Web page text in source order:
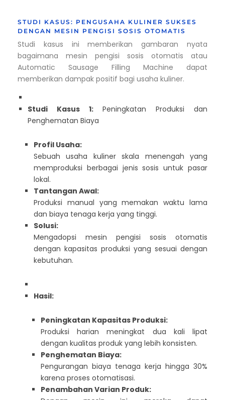
STUDI KASUS: PENGUSAHA KULINER SUKSES
DENGAN MESIN PENGISI SOSIS OTOMATIS
Studi kasus ini memberikan gambaran nyata
bagaimana mesin pengisi sosis otomatis atau
Automatic Sausage Filling Machine dapat
memberikan dampak positif bagi usaha kuliner.
Studi Kasus 1: Peningkatan Produksi dan
Penghematan Biaya
Profil Usaha:
Sebuah usaha kuliner skala menengah yang
memproduksi berbagai jenis sosis untuk pasar
lokal.
Tantangan Awal:
Produksi manual yang memakan waktu lama
dan biaya tenaga kerja yang tinggi.
Solusi:
Mengadopsi mesin pengisi sosis otomatis
dengan kapasitas produksi yang sesuai dengan
kebutuhan.
Hasil:
Peningkatan Kapasitas Produksi:
Produksi harian meningkat dua kali lipat
dengan kualitas produk yang lebih konsisten.
Penghematan Biaya:
Pengurangan biaya tenaga kerja hingga 30%
karena proses otomatisasi.
Penambahan Varian Produk: